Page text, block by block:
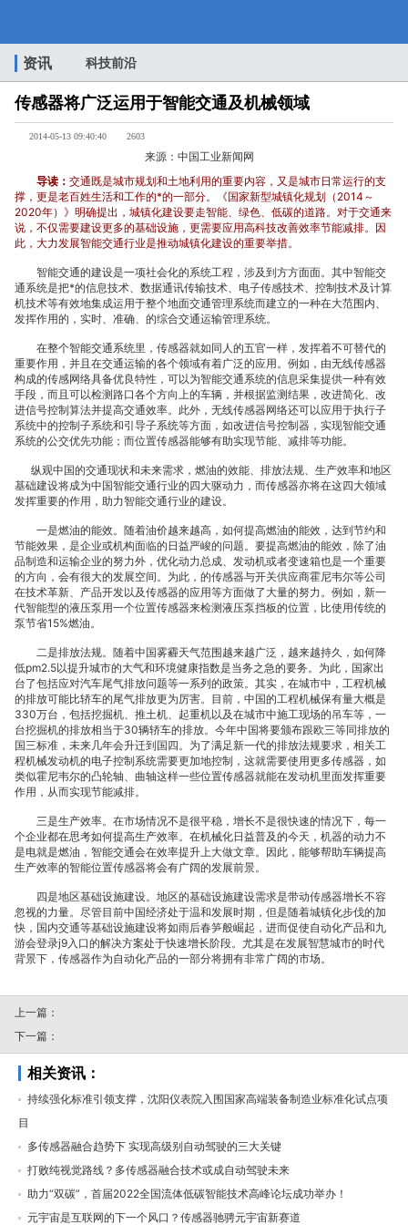
传
感
器
将
广
泛
运
用
于
智
能
交
资讯 科技前沿
传感器将广泛运用于智能交通及机械领域
2014-05-13 09:40:40 2603
来源：中国工业新闻网
导读： 交通既是城市规划和土地利用的重要内容，又是城市日常运行的支
撑，更是老百姓生活和工作的*的一部分。《国家新型城镇化规划（2014～
2020年）》明确提出，城镇化建设要走智能、绿色、低碳的道路。对于交通来
说，不仅需要建设更多的基础设施，更需要应用高科技改善效率节能减排。因
此，大力发展智能交通行业是推动城镇化建设的重要举措。
智能交通的建设是一项社会化的系统工程，涉及到方方面面。其中智能交
通系统是把*的信息技术、数据通讯传输技术、电子传感技术、控制技术及计算
机技术等有效地集成运用于整个地面交通管理系统而建立的一种在大范围内、
发挥作用的，实时、准确、的综合交通运输管理系统。
在整个智能交通系统里，传感器就如同人的五官一样，发挥着不可替代的
重要作用，并且在交通运输的各个领域有着广泛的应用。例如，由无线传感器
构成的传感网络具备优良特性，可以为智能交通系统的信息采集提供一种有效
手段，而且可以检测路口各个方向上的车辆，并根据监测结果，改进简化、改
进信号控制算法并提高交通效率。此外，无线传感器网络还可以应用于执行子
系统中的控制子系统和引导子系统等方面，如改进信号控制器，实现智能交通
系统的公交优先功能；而位置传感器能够有助实现节能、减排等功能。
纵观中国的交通现状和未来需求，燃油的效能、排放法规、生产效率和地区
基础建设将成为中国智能交通行业的四大驱动力，而传感器亦将在这四大领域
发挥重要的作用，助力智能交通行业的建设。
一是燃油的能效。随着油价越来越高，如何提高燃油的能效，达到节约和
节能效果，是企业或机构面临的日益严峻的问题。要提高燃油的能效，除了油
品制造和运输企业的努力外，优化动力总成、发动机或者变速箱也是一个重要
的方向，会有很大的发展空间。为此，的传感器与开关供应商霍尼韦尔等公司
在技术革新、产品开发以及传感器的应用等方面做了大量的努力。例如，新一
代智能型的液压泵用一个位置传感器来检测液压泵挡板的位置，比使用传统的
泵节省15%燃油。
二是排放法规。随着中国雾霾天气范围越来越广泛，越来越持久，如何降
低pm2.5以提升城市的大气和环境健康指数是当务之急的要务。为此，国家出
台了包括应对汽车尾气排放问题等一系列的政策。其实，在城市中，工程机械
的排放可能比轿车的尾气排放更为厉害。目前，中国的工程机械保有量大概是
330万台，包括挖掘机、推土机、起重机以及在城市中施工现场的吊车等，一
台挖掘机的排放相当于30辆轿车的排放。今年中国将要颁布跟欧三等同排放的
国三标准，未来几年会升迁到国四。为了满足新一代的排放法规要求，相关工
程机械发动机的电子控制系统需要更加地控制，这就需要使用更多传感器，如
类似霍尼韦尔的凸轮轴、曲轴这样一些位置传感器就能在发动机里面发挥重要
作用，从而实现节能减排。
三是生产效率。在市场情况不是很平稳，增长不是很快速的情况下，每一
个企业都在思考如何提高生产效率。在机械化日益普及的今天，机器的动力不
是电就是燃油，智能交通会在效率提升上大做文章。因此，能够帮助车辆提高
生产效率的智能位置传感器将会有广阔的发展前景。
四是地区基础设施建设。地区的基础设施建设需求是带动传感器增长不容
忽视的力量。尽管目前中国经济处于温和发展时期，但是随着城镇化步伐的加
快，国内交通等基础设施建设将如雨后春笋般崛起，进而促使自动化产品和九
游会登录j9入口的解决方案处于快速增长阶段。尤其是在发展智慧城市的时代
背景下，传感器作为自动化产品的一部分将拥有非常广阔的市场。
上一篇：
下一篇：
相关资讯：
持续强化标准引领支撑，沈阳仪表院入围国家高端装备制造业标准化试点项
目
多传感器融合趋势下 实现高级别自动驾驶的三大关键
打败纯视觉路线？多传感器融合技术或成自动驾驶未来
助力“双碳”，首届2022全国流体低碳智能技术高峰论坛成功举办！
元宇宙是互联网的下一个风口？传感器驰骋元宇宙新赛道